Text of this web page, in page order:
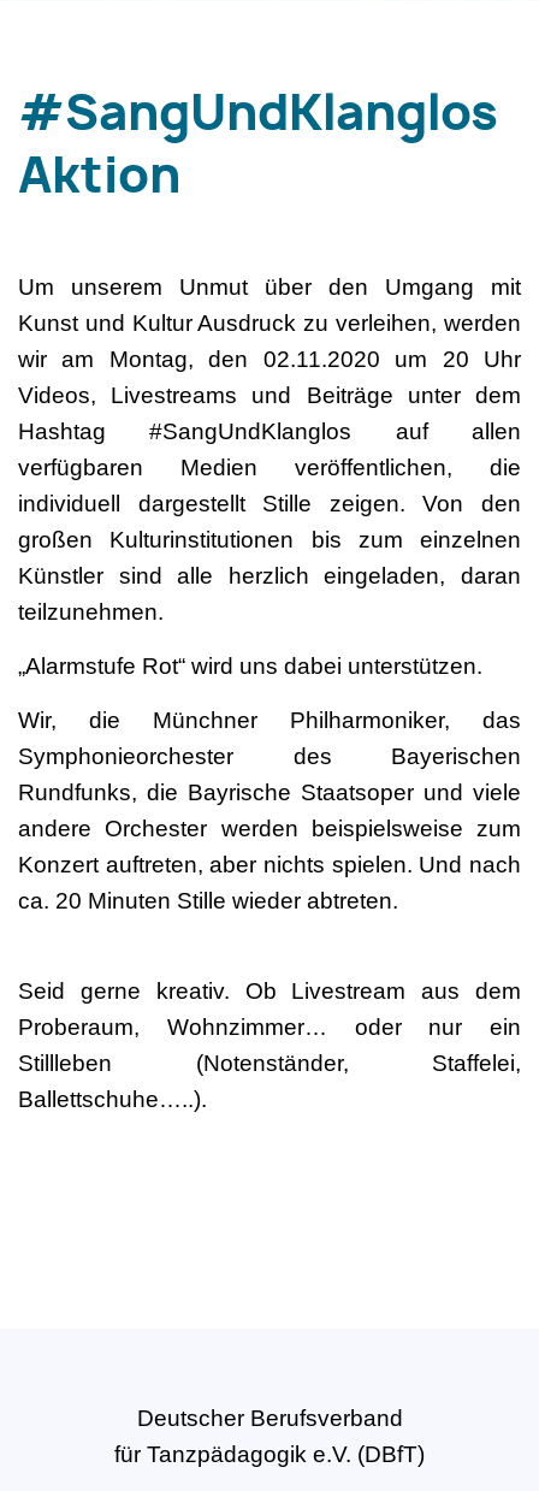
#SangUndKlanglos
Aktion
Um unserem Unmut über den Umgang mit
Kunst und Kultur Ausdruck zu verleihen, werden
wir am Montag, den 02.11.2020 um 20 Uhr
Videos, Livestreams und Beiträge unter dem
Hashtag #SangUndKlanglos auf allen
verfügbaren Medien veröffentlichen, die
individuell dargestellt Stille zeigen. Von den
großen Kulturinstitutionen bis zum einzelnen
Künstler sind alle herzlich eingeladen, daran
teilzunehmen.
„Alarmstufe Rot“ wird uns dabei unterstützen.
Wir, die Münchner Philharmoniker, das
Symphonieorchester des Bayerischen
Rundfunks, die Bayrische Staatsoper und viele
andere Orchester werden beispielsweise zum
Konzert auftreten, aber nichts spielen. Und nach
ca. 20 Minuten Stille wieder abtreten.
Seid gerne kreativ. Ob Livestream aus dem
Proberaum, Wohnzimmer… oder nur ein
Stillleben (Notenständer, Staffelei,
Ballettschuhe…..).
Deutscher Berufsverband
für Tanzpädagogik e.V. (DBfT)